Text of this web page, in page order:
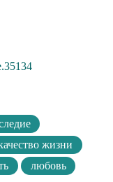
жизни
любовь